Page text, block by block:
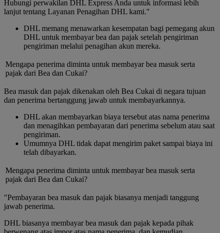
Hubungi perwakilan DHL Express Anda untuk informasi lebih
lanjut tentang Layanan Penagihan DHL kami."
DHL memang menawarkan kesempatan bagi pemegang akun
DHL untuk membayar bea dan pajak setelah pengiriman
pengiriman melalui penagihan akun mereka.
Mengapa penerima diminta untuk membayar bea masuk serta
pajak dari Bea dan Cukai?
Bea masuk dan pajak dikenakan oleh Bea Cukai di negara tujuan
dan penerima bertanggung jawab untuk membayarkannya.
DHL akan membayarkan biaya tersebut atas nama penerima
dan menagihkan pembayaran dari penerima sebelum atau saat
pengiriman.
Umumnya DHL tidak dapat mengirim paket sampai biaya ini
telah dibayarkan.
Mengapa penerima diminta untuk membayar bea masuk serta
pajak dari Bea dan Cukai?
"Pembayaran bea masuk dan pajak biasanya menjadi tanggung
jawab penerima.
DHL biasanya membayar bea masuk dan pajak kepada pihak